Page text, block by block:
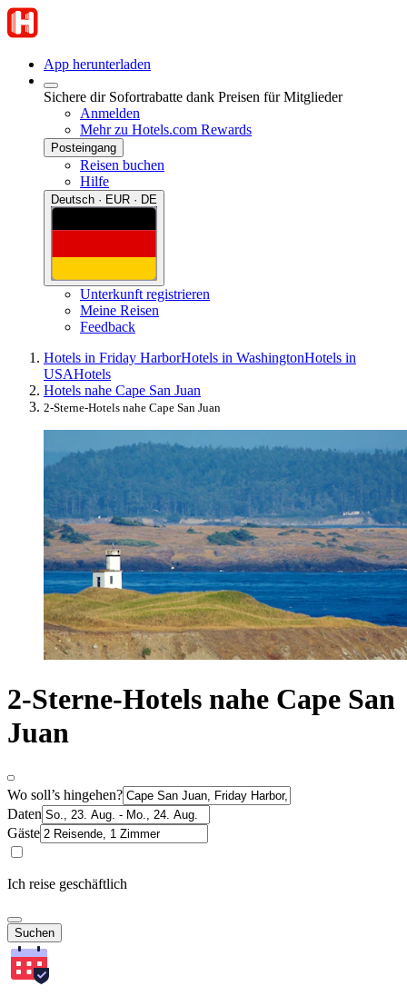
App herunterladen
Sichere dir Sofortrabatte dank Preisen für Mitglieder
Anmelden
Mehr zu Hotels.com Rewards
Posteingang
Reisen buchen
Hilfe
Deutsch · EUR · DE
Unterkunft registrieren
Meine Reisen
Feedback
Hotels in Friday HarborHotels in WashingtonHotels in
USAHotels
Hotels nahe Cape San Juan
2-Sterne-Hotels nahe Cape San Juan
2-Sterne-Hotels nahe Cape San
Juan
Wo soll’s hingehen?
Daten
Gäste
Ich reise geschäftlich
Suchen